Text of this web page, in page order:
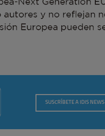
SUSCRÍBETE A IDIS NEWS